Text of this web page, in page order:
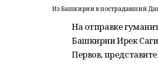
Из Башкирии в пострадавший
На отправке
Башкирии Ирек
Первов,